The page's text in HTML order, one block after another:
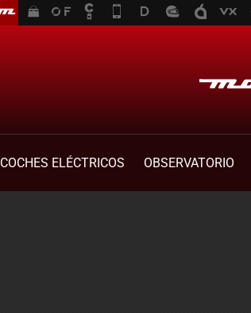
COCHES ELÉCTRICOS OBSERVATORIO